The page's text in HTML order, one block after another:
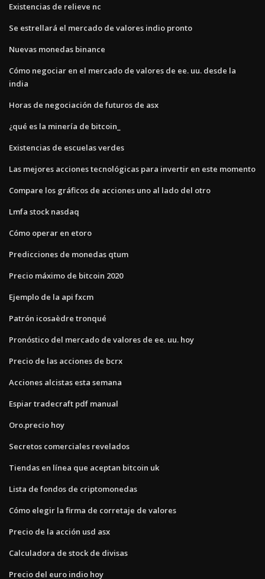
Existencias de relieve nc
Se estrellará el mercado de valores indio pronto
Nuevas monedas binance
Cómo negociar en el mercado de valores de ee. uu. desde la
india
Horas de negociación de futuros de asx
¿qué es la minería de bitcoin_
Existencias de escuelas verdes
Las mejores acciones tecnológicas para invertir en este momento
Compare los gráficos de acciones uno al lado del otro
Lmfa stock nasdaq
Cómo operar en etoro
Predicciones de monedas qtum
Precio máximo de bitcoin 2020
Ejemplo de la api fxcm
Patrón icosaèdre tronqué
Pronóstico del mercado de valores de ee. uu. hoy
Precio de las acciones de bcrx
Acciones alcistas esta semana
Espiar tradecraft pdf manual
Oro.precio hoy
Secretos comerciales revelados
Tiendas en línea que aceptan bitcoin uk
Lista de fondos de criptomonedas
Cómo elegir la firma de corretaje de valores
Precio de la acción usd asx
Calculadora de stock de divisas
Precio del euro indio hoy